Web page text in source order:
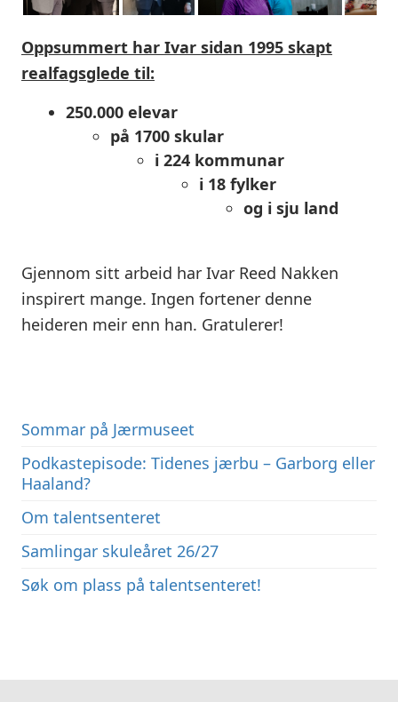
Oppsummert har Ivar sidan 1995 skapt
realfagsglede til:
250.000 elevar
på 1700 skular
i 224 kommunar
i 18 fylker
og i sju land
Gjennom sitt arbeid har Ivar Reed Nakken
inspirert mange. Ingen fortener denne
heideren meir enn han. Gratulerer!
Sommar på Jærmuseet
Podkastepisode: Tidenes jærbu – Garborg eller
Haaland?
Om talentsenteret
Samlingar skuleåret 26/27
Søk om plass på talentsenteret!